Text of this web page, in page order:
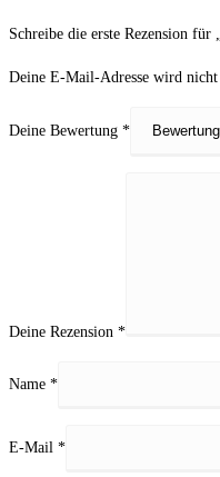
Schreibe die erste Rezension
Deine E-Mail-Adresse wird
Deine Bewertung *
Deine Rezension *
Name *
E-Mail *